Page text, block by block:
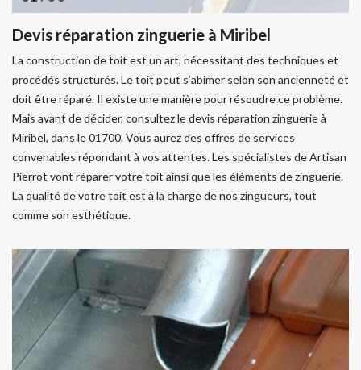
Devis réparation zinguerie à Miribel
La construction de toit est un art, nécessitant des techniques et
procédés structurés. Le toit peut s’abimer selon son ancienneté et
doit être réparé. Il existe une manière pour résoudre ce problème.
Mais avant de décider, consultez le devis réparation zinguerie à
Miribel, dans le 01700. Vous aurez des offres de services
convenables répondant à vos attentes. Les spécialistes de Artisan
Pierrot vont réparer votre toit ainsi que les éléments de zinguerie.
La qualité de votre toit est à la charge de nos zingueurs, tout
comme son esthétique.